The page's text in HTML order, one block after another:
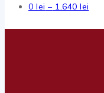
0 lei – 1.640 lei